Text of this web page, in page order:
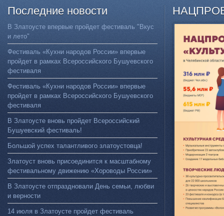
Последние новости
В Златоусте впервые пройдет фестиваль "Вкус
и лето"
Фестиваль «Кухни народов России» впервые
пройдет в рамках Всероссийского Бушуевского
фестиваля
Фестиваль «Кухни народов России» впервые
пройдет в рамках Всероссийского Бушуевского
фестиваля
В Златоусте вновь пройдет Всероссийский
Бушуевский фестиваль!
Большой успех талантливого златоустовца!
Златоуст вновь присоединится к масштабному
фестивальному движению «Хороводы России»
В Златоусте отпраздновали День семьи, любви
и верности
14 июля в Златоусте пройдет фестиваль